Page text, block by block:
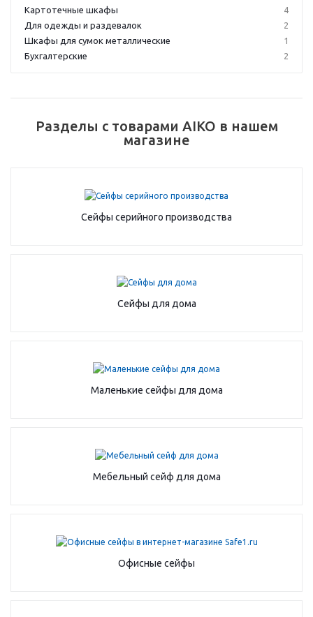
Картотечные шкафы
4
Для одежды и раздевалок
2
Шкафы для сумок металлические
1
Бухгалтерские
2
Разделы с товарами AIKO в нашем
магазине
Сейфы серийного производства
Сейфы для дома
Маленькие сейфы для дома
Мебельный сейф для дома
Офисные сейфы